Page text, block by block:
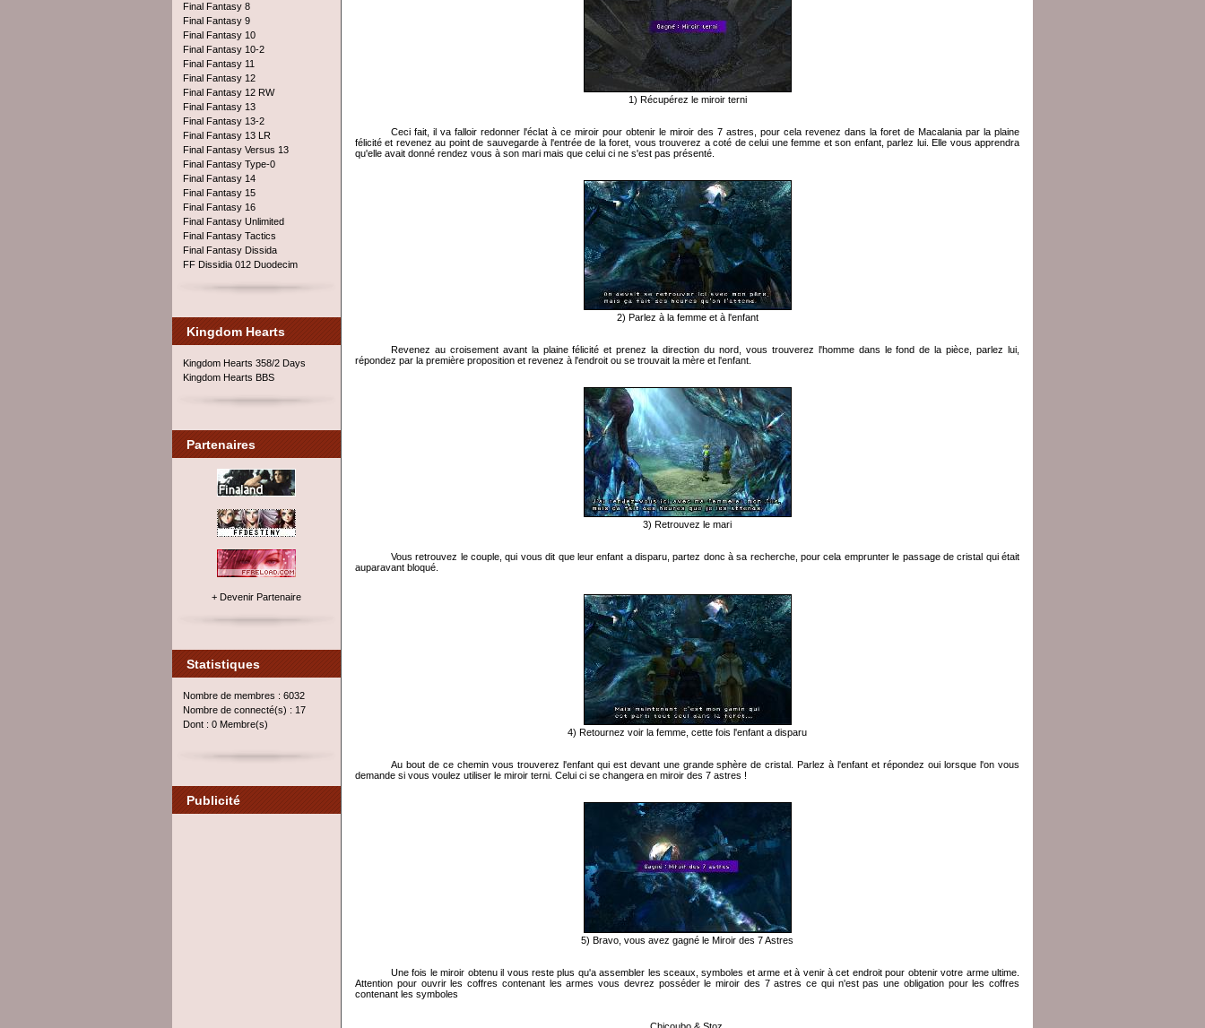
Final Fantasy 8
Final Fantasy 9
Final Fantasy 10
Final Fantasy 10-2
Final Fantasy 11
Final Fantasy 12
Final Fantasy 12 RW
Final Fantasy 13
Final Fantasy 13-2
Final Fantasy 13 LR
Final Fantasy Versus 13
Final Fantasy Type-0
Final Fantasy 14
Final Fantasy 15
Final Fantasy 16
Final Fantasy Unlimited
Final Fantasy Tactics
Final Fantasy Dissida
FF Dissidia 012 Duodecim
Kingdom Hearts
Kingdom Hearts 358/2 Days
Kingdom Hearts BBS
Partenaires
+ Devenir Partenaire
Statistiques
Nombre de membres : 6032
Nombre de connecté(s) : 17
Dont : 0 Membre(s)
Publicité
1) Récupérez le miroir terni
Ceci fait, il va falloir redonner l'éclat à ce miroir pour obtenir le miroir des 7 astres, pour cela revenez dans la foret de Macalania par la plaine
félicité et revenez au point de sauvegarde à l'entrée de la foret, vous trouverez a coté de celui une femme et son enfant, parlez lui. Elle vous apprendra
qu'elle avait donné rendez vous à son mari mais que celui ci ne s'est pas présenté.
2) Parlez à la femme et à l'enfant
Revenez au croisement avant la plaine félicité et prenez la direction du nord, vous trouverez l'homme dans le fond de la pièce, parlez lui,
répondez par la première proposition et revenez à l'endroit ou se trouvait la mère et l'enfant.
3) Retrouvez le mari
Vous retrouvez le couple, qui vous dit que leur enfant a disparu, partez donc à sa recherche, pour cela emprunter le passage de cristal qui était
auparavant bloqué.
4) Retournez voir la femme, cette fois l'enfant a disparu
Au bout de ce chemin vous trouverez l'enfant qui est devant une grande sphère de cristal. Parlez à l'enfant et répondez oui lorsque l'on vous
demande si vous voulez utiliser le miroir terni. Celui ci se changera en miroir des 7 astres !
5) Bravo, vous avez gagné le Miroir des 7 Astres
Une fois le miroir obtenu il vous reste plus qu'a assembler les sceaux, symboles et arme et à venir à cet endroit pour obtenir votre arme ultime.
Attention pour ouvrir les coffres contenant les armes vous devrez posséder le miroir des 7 astres ce qui n'est pas une obligation pour les coffres
contenant les symboles